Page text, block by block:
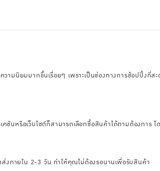
ามนิยมมากขึ้นเรื่อยๆ เพราะเป็นช่องทางการช้อปปิ้งที่
หรือเว็บไซต์ก็สามารถเลือกซื้อสินค้าได้ตามต้องการ โ
ส่งภายใน 2-3 วัน ทำให้คุณไม่ต้องรอนานเพื่อรับสินค้า